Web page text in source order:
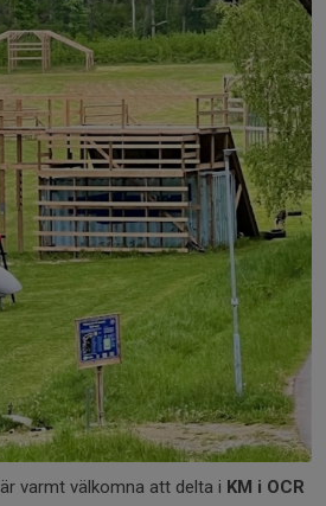
är varmt välkomna att delta i KM i OCR